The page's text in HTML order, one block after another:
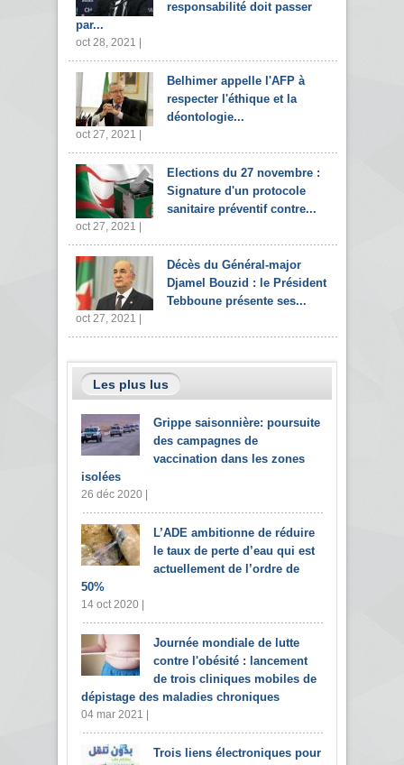
responsabilité doit passer
par...
oct 28, 2021 |
Belhimer appelle l'AFP à
respecter l'éthique et la
déontologie...
oct 27, 2021 |
Elections du 27 novembre :
Signature d'un protocole
sanitaire préventif contre...
oct 27, 2021 |
Décès du Général-major
Djamel Bouzid : le Président
Tebboune présente ses...
oct 27, 2021 |
Les plus lus
Grippe saisonnière: poursuite
des campagnes de
vaccination dans les zones
isolées
26 déc 2020 |
L’ADE ambitionne de réduire
le taux de perte d’eau qui est
actuellement de l’ordre de
50%
14 oct 2020 |
Journée mondiale de lutte
contre l'obésité : lancement
de trois cliniques mobiles de
dépistage des maladies chroniques
04 mar 2021 |
Trois liens électroniques pour